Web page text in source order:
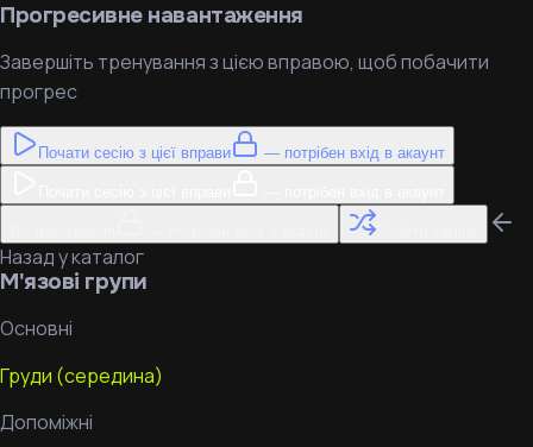
Прогресивне навантаження
Завершіть тренування з цією вправою, щоб побачити
прогрес
Почати сесію з цієї вправи — потрібен вхід в акаунт
Назад у каталог
М'язові групи
Основні
Груди (середина)
Допоміжні